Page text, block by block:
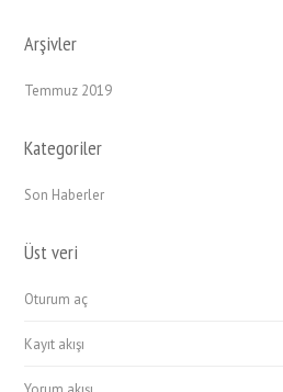
Arşivler
Temmuz 2019
Kategoriler
Son Haberler
Üst veri
Oturum aç
Kayıt akışı